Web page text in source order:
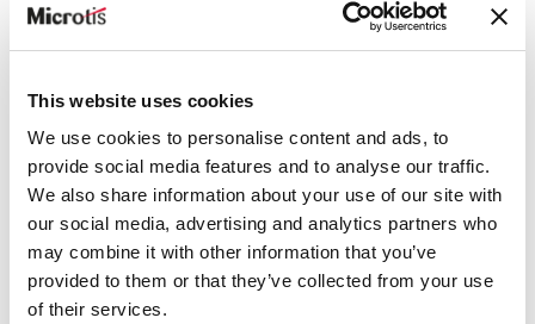
This website uses cookies
We use cookies to personalise content and ads, to
provide social media features and to analyse our traffic.
We also share information about your use of our site with
our social media, advertising and analytics partners who
may combine it with other information that you’ve
provided to them or that they’ve collected from your use
of their services.
perdre de temps, on peut alors repenser les procédures
en tenant compte du contexte de l’utilisateur. Cela
permet de réduire certaines frictions et, au final, de
perception que chacun a de son travail qui peut être
améliorée. Il est en effet nettement plus gratifiant
d'accomplir sa mission que de perdre du temps à
accomplir des tâches administratives périphériques.
C'est aussi un soutien à la communication entre
les collaborateurs...
En effet. Si l'organisation possède une gestion RH